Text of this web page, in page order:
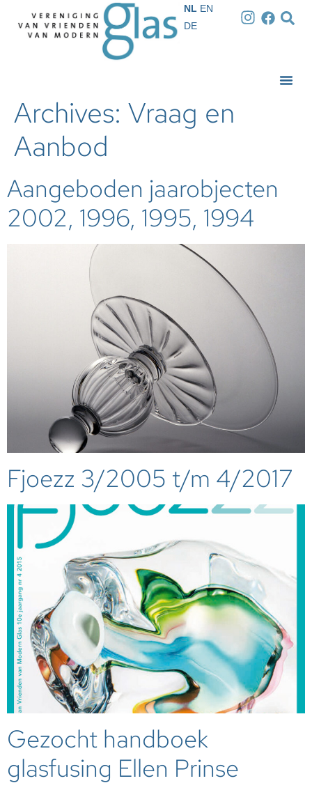
NL EN
DE
Archives: Vraag en
Aanbod
Aangeboden jaarobjecten
2002, 1996, 1995, 1994
Fjoezz 3/2005 t/m 4/2017
Gezocht handboek
glasfusing Ellen Prinse